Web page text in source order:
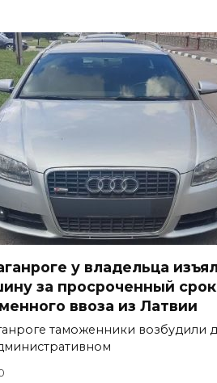
у владельца
за просроченный срок
ввоза из Латвии
таможенники возбудили